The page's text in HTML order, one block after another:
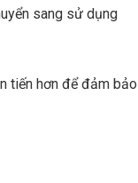
sang sử dụng
tiến hơn để đảm bảo